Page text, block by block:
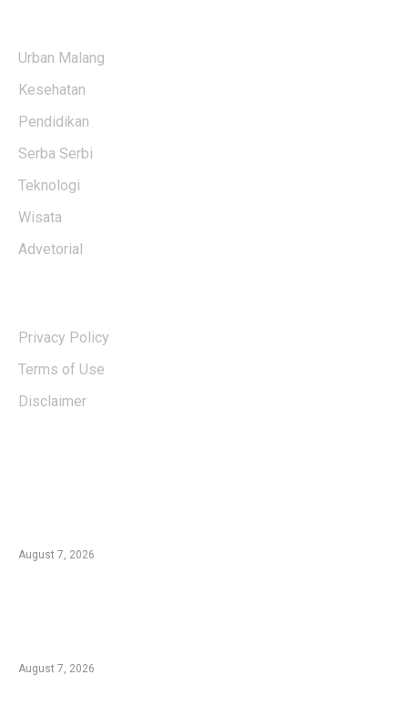
Urban Malang
Kesehatan
Pendidikan
Serba Serbi
Teknologi
Wisata
Advetorial
Privacy Policy
Terms of Use
Disclaimer
August 7, 2026
August 7, 2026